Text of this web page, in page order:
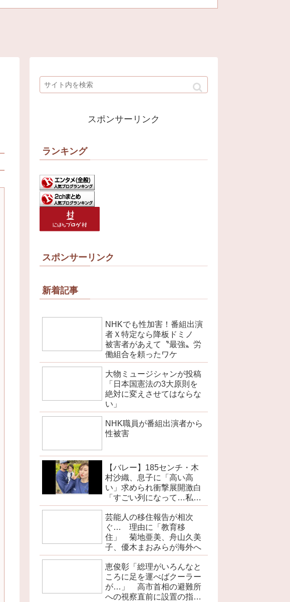
スポンサーリンク
ランキング
スポンサーリンク
新着記事
NHKでも性加害！番組出演
者Ｘ特定なら降板ドミノ
被害者があえて〝最強〟労
働組合を頼ったワケ
大物ミュージシャンが投稿
「日本国憲法の3大原則を
絶対に変えさせてはならな
い」
NHK職員が番組出演者から
性被害
【バレー】185センチ・木
村沙織、息子に「高い高
い」求められ衝撃展開激白
「すごい列になって…私ア
トラクションじゃないよみ
たいな」
芸能人の移住報告が相次
ぐ… 理由に「教育移
住」 菊地亜美、舟山久美
子、優木まおみらが海外へ
恵俊彰「総理がいろんなと
ころに足を運べばクーラー
が…」 高市首相の避難所
への視察直前に設置の指摘